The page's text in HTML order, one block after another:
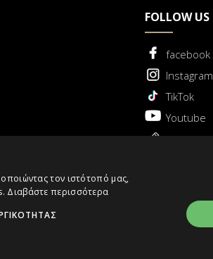
FOLLOW US
facebook
Instagram
TikTok
Youtube
Blog
τον ιστότοπό μας,
Διαβάστε περισσότερα